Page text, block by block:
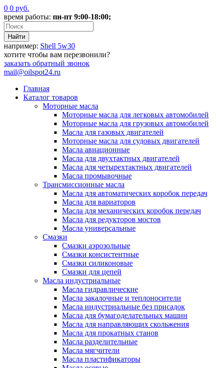
0 0 руб.
время работы: пн-пт 9:00-18:00;
например: Shell 5w30
хотите чтобы вам перезвонили?
заказать обратный звонок
mail@oilspot24.ru
Главная
Каталог товаров
Моторные масла
Моторные масла для легковых автомобилей
Моторные масла для грузовых автомобилей
Масла для газовых двигателей
Моторные масла для судовых двигателей
Масла авиационные
Масла для двухтактных двигателей
Масла для четырехтактных двигателей
Масла промывочные
Трансмиссионные масла
Масла для автоматических коробок передач
Масла для вариаторов
Масла для механических коробок передач
Масла для редукторов мостов
Масла универсальные
Cмазки
Смазки аэрозольные
Смазки консистентные
Смазки силиконовые
Смазки для цепей
Масла индустриальные
Масла гидравлические
Масла закалочные и теплоносители
Масла индустриальные без присадок
Масла для бумагоделательных машин
Масла для направляющих скольжения
Масла для прокатных станов
Масла разделительные
Масла мягчители
Масла пластификаторы